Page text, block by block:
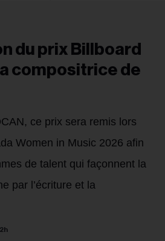
du prix Billboard
compositrice de
ce prix sera remis lors
Women in Music 2026 afin
de talent qui façonnent la
par l’écriture et la